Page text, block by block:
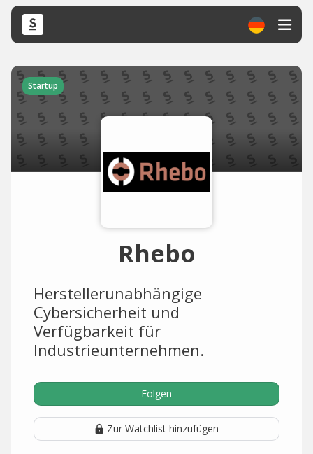
Startup
Rhebo
Herstellerunabhängige
Cybersicherheit und
Verfügbarkeit für
Industrieunternehmen.
Folgen
Zur Watchlist hinzufügen